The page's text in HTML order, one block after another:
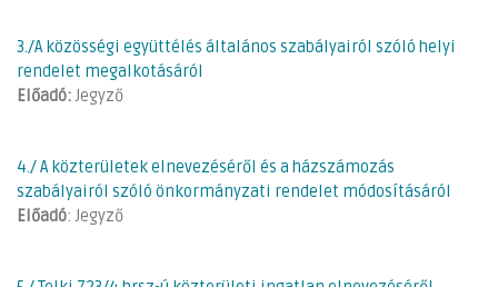
3./A közösségi együttélés általános szabályairól szóló helyi
rendelet megalkotásáról
Előadó: Jegyző
4./ A közterületek elnevezéséről és a házszámozás
szabályairól szóló önkormányzati rendelet módosításáról
Előadó: Jegyző